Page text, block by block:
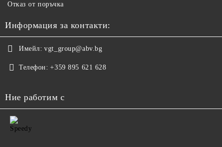
Отказ от поръчка
Информация за контакти:
Имейл: vgt_group@abv.bg
Телефон: +359 895 621 628
Ние работим с